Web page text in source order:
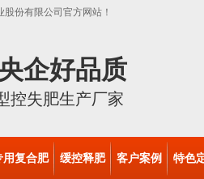
份有限公司官方网站！
企好品质
控失肥生产厂家
用复合肥 缓控释肥 客户案例 特色